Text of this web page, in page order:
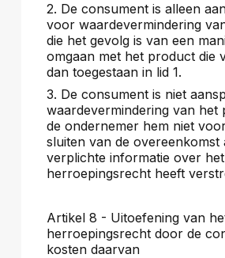
2. De consument is alleen
voor waardevermindering
die het gevolg is van een
omgaan met het product die
dan toegestaan in lid 1.
3. De consument is niet
waardevermindering van het
de ondernemer hem niet
sluiten van de overeenkomst
verplichte informatie over het
herroepingsrecht heeft
Artikel 8 - Uitoefening van
herroepingsrecht door de
kosten daarvan